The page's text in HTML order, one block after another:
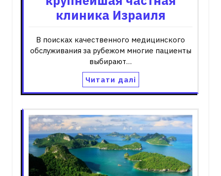
клиника Израиля
В поисках качественного медицинского
обслуживания за рубежом многие пациенты
выбирают…
Читати далі